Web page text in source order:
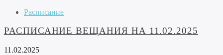
Расписание
РАСПИСАНИЕ ВЕЩАНИЯ НА 11.02.2025
11.02.2025